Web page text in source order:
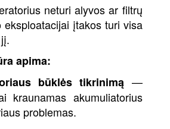
neturi alyvos ar filtrų
eksploatacijai įtakos turi visa
apima:
būklės tikrinimą —
kraunamas akumuliatorius
problemas.